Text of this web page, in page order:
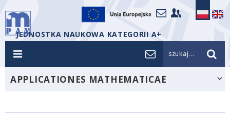
JEDNOSTKA NAUKOWA KATEGORII A+
szukaj...
APPLICATIONES MATHEMATICAE